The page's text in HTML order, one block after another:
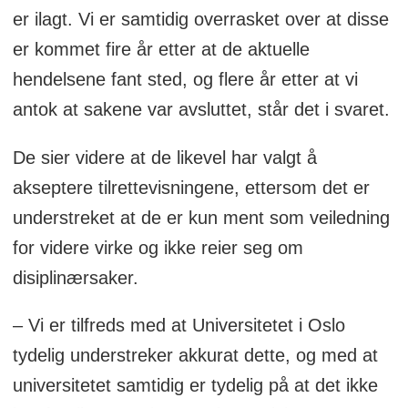
er ilagt. Vi er samtidig overrasket over at disse
er kommet fire år etter at de aktuelle
hendelsene fant sted, og flere år etter at vi
antok at sakene var avsluttet, står det i svaret.
De sier videre at de likevel har valgt å
akseptere tilrettevisningene, ettersom det er
understreket at de er kun ment som veiledning
for videre virke og ikke reier seg om
disiplinærsaker.
– Vi er tilfreds med at Universitetet i Oslo
tydelig understreker akkurat dette, og med at
universitetet samtidig er tydelig på at det ikke